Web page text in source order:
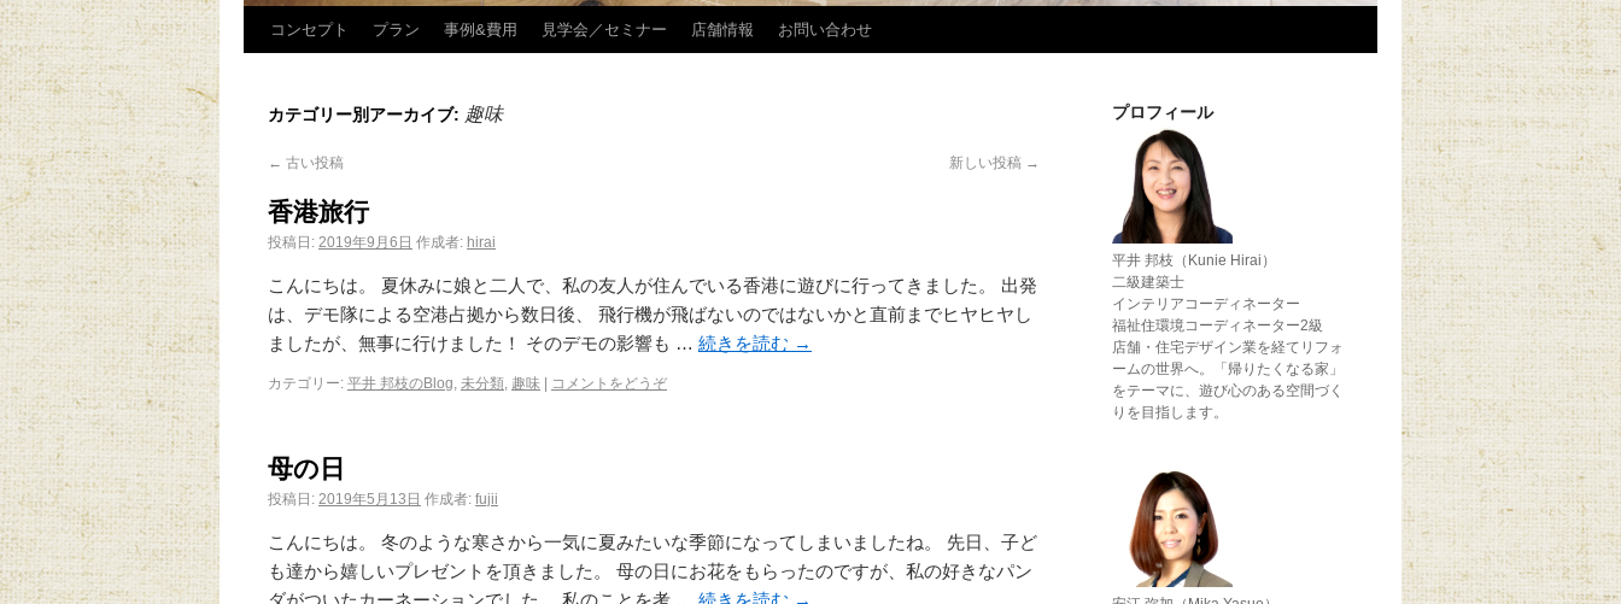
コンセプト プラン 事例&費用 見学会／セミナー 店舗情報 お問い合わせ
カテゴリー別アーカイブ: 趣味
← 古い投稿 新しい投稿 →
香港旅行
投稿日: 2019年9月6日 作成者: hirai
こんにちは。 夏休みに娘と二人で、私の友人が住んでいる香港に遊びに行ってきました。 出発
は、デモ隊による空港占拠から数日後、 飛行機が飛ばないのではないかと直前までヒヤヒヤし
ましたが、無事に行けました！ そのデモの影響も … 続きを読む →
カテゴリー: 平井 邦枝のBlog, 未分類, 趣味 コメントをどうぞ
母の日
投稿日: 2019年5月13日 作成者: fujii
こんにちは。 冬のような寒さから一気に夏みたいな季節になってしまいましたね。 先日、子ど
も達から嬉しいプレゼントを頂きました。 母の日にお花をもらったのですが、私の好きなパン
ダがついたカーネーションでした。 私のことを考 … 続きを読む →
プロフィール
平井 邦枝（Kunie Hirai）
二級建築士
インテリアコーディネーター
福祉住環境コーディネーター2級
店舗・住宅デザイン業を経てリフォ
ームの世界へ。「帰りたくなる家」
をテーマに、遊び心のある空間づく
りを目指します。